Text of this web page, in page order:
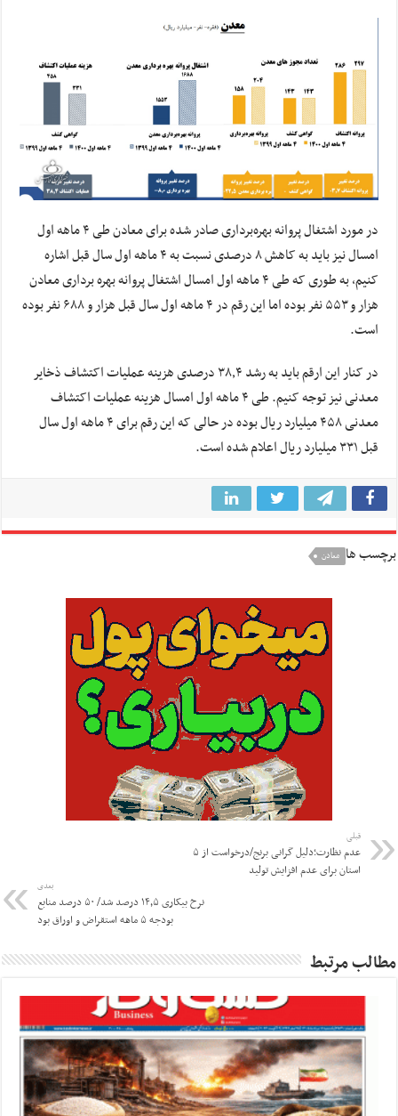
در مورد اشتغال پروانه بهره‌برداری صادر شده برای معادن طی ۴ ماهه اول
امسال نیز باید به کاهش ۸ درصدی نسبت به ۴ ماهه اول سال قبل اشاره
کنیم، به طوری که طی ۴ ماهه اول امسال اشتغال پروانه بهره برداری معادن
هزار و ۵۵۳ نفر بوده اما این رقم در ۴ ماهه اول سال قبل هزار و ۶۸۸ نفر بوده
است.
در کنار این ارقم باید به رشد ۳۸٫۴ درصدی هزینه عملیات اکتشاف ذخایر
معدنی نیز توجه کنیم. طی ۴ ماهه اول امسال هزینه عملیات اکتشاف
معدنی ۴۵۸ میلیارد ریال بوده در حالی که این رقم برای ۴ ماهه اول سال
قبل ۳۳۱ میلیارد ریال اعلام شده است.
برچسب ها معادن
قبلی
عدم نظارت؛دلیل گرانی برنج/درخواست از ۵
استان برای عدم افزایش تولید
بعدی
نرخ بیکاری ۱۴٫۵ درصد شد/ ۵۰ درصد منابع
بودجه ۵ ماهه استقراض و اوراق بود
مطالب مرتبط